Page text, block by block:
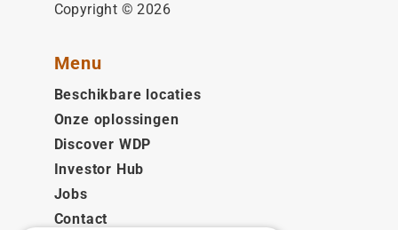
Copyright © 2026
Menu
Beschikbare locaties
Onze oplossingen
Discover WDP
Investor Hub
Jobs
Contact